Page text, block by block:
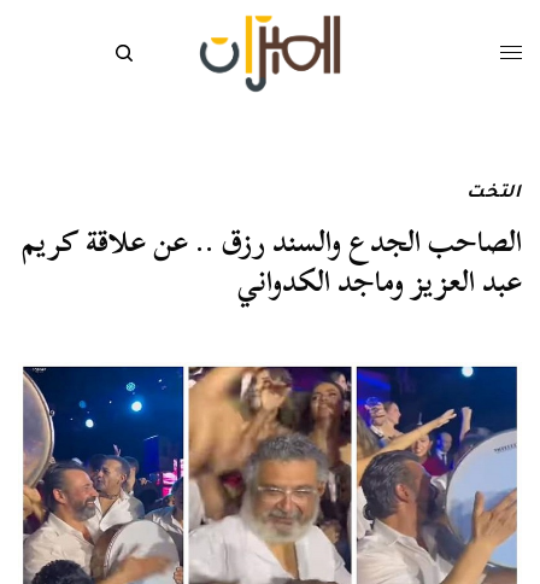
التخت
الصاحب الجدع والسند رزق .. عن علاقة كريم
عبد العزيز وماجد الكدواني